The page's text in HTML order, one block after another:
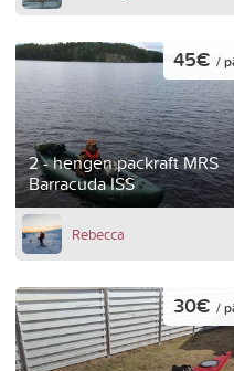
2 - hengen packraft MRS
Barracuda ISS
45€ /
Rebecca
30€ /